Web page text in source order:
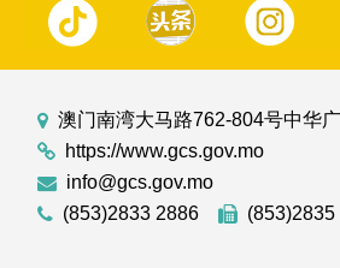
澳门南湾大马路762-804号中华
https://www.gcs.gov.mo
info@gcs.gov.mo
(853)2833 2886
(853)2835